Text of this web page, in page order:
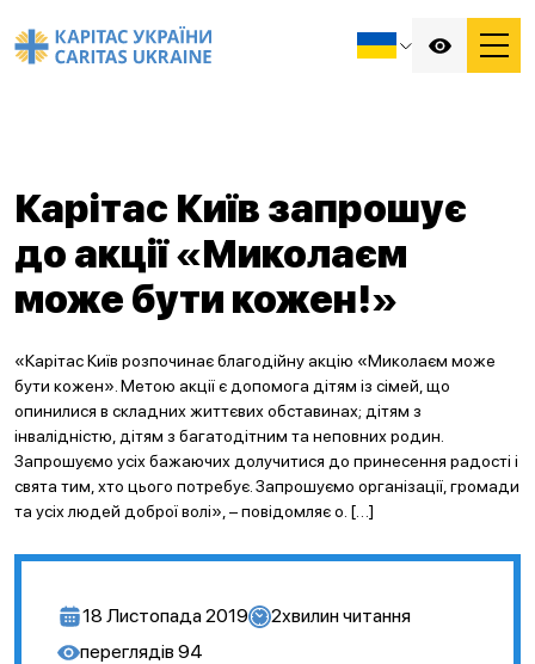
Карітас Київ запрошує
до акції «Миколаєм
може бути кожен!»
«Карітас Київ розпочинає благодійну акцію «Миколаєм може
бути кожен». Метою акції є допомога дітям із сімей, що
опинилися в складних життєвих обставинах; дітям з
інвалідністю, дітям з багатодітним та неповних родин.
Запрошуємо усіх бажаючих долучитися до принесення радості і
свята тим, хто цього потребує. Запрошуємо організації, громади
та усіх людей доброї волі», – повідомляє о. […]
18 Листопада 2019 2хвилин читання
переглядів 94